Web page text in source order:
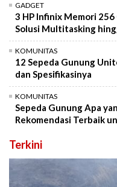
GADGET
3 HP Infinix Memori 256
Solusi Multitasking
KOMUNITAS
12 Sepeda Gunung
dan Spesifikasinya
KOMUNITAS
Sepeda Gunung Apa
Rekomendasi Terbaik
Terkini